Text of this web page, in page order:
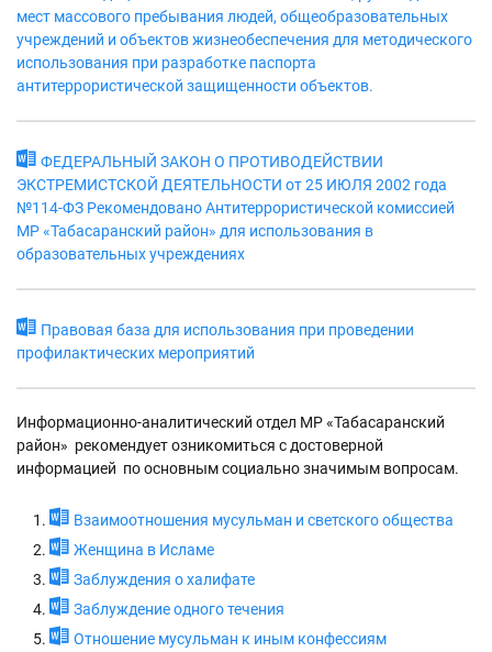
мест массового пребывания людей, общеобразовательных
учреждений и объектов жизнеобеспечения для методического
использования при разработке паспорта
антитеррористической защищенности объектов.
ФЕДЕРАЛЬНЫЙ ЗАКОН О ПРОТИВОДЕЙСТВИИ
ЭКСТРЕМИСТСКОЙ ДЕЯТЕЛЬНОСТИ от 25 ИЮЛЯ 2002 года
№114-ФЗ Рекомендовано Антитеррористической комиссией
МР «Табасаранский район» для использования в
образовательных учреждениях
Правовая база для использования при проведении
профилактических мероприятий
Информационно-аналитический отдел МР «Табасаранский
район» рекомендует озникомиться с достоверной
информацией по основным социально значимым вопросам.
Взаимоотношения мусульман и светского общества
Женщина в Исламе
Заблуждения о халифате
Заблуждение одного течения
Отношение мусульман к иным конфессиям